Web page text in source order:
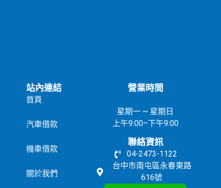
站內連結
首頁
汽車借款
機車借款
關於我們
營業時間
星期一 ~ 星期日
上午9:00–下午9:00
聯絡資訊
04-2473-1122
台中市南屯區永春東路
616號